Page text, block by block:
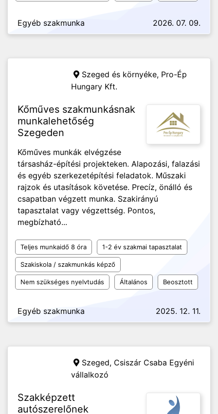
Egyéb szakmunka 2026. 07. 09.
Szeged és környéke, Pro-Ép
Hungary Kft.
Kőműves szakmunkásnak
munkalehetőség
Szegeden
Kőműves munkák elvégzése
társasház-építési projekteken. Alapozási, falazási
és egyéb szerkezetépítési feladatok. Műszaki
rajzok és utasítások követése. Precíz, önálló és
csapatban végzett munka. Szakirányú
tapasztalat vagy végzettség. Pontos,
megbízható...
Teljes munkaidő 8 óra 1-2 év szakmai tapasztalat
Szakiskola / szakmunkás képző
Nem szükséges nyelvtudás Általános Beosztott
Egyéb szakmunka 2025. 12. 11.
Szeged, Csiszár Csaba Egyéni
vállalkozó
Szakképzett
autószerelőnek